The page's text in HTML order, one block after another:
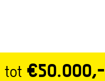
tot €50.000,-